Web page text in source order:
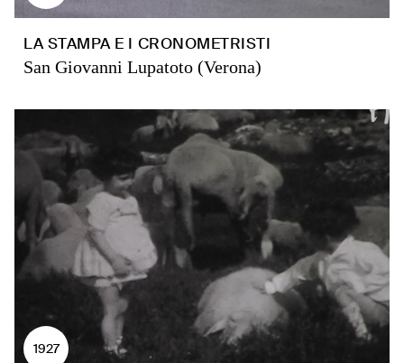
LA STAMPA E I CRONOMETRISTI
San Giovanni Lupatoto (Verona)
1927